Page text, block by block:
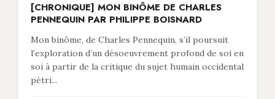
[CHRONIQUE] MON BINÔME DE CHARLES
PENNEQUIN PAR PHILIPPE BOISNARD
Mon binôme, de Charles Pennequin, s’il poursuit
l’exploration d’un désoeuvrement profond de soi en
soi à partir de la critique du sujet humain occidental
pétri...